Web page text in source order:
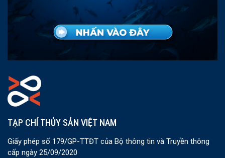
TẠP CHÍ THỦY SẢN VIỆT NAM
Giấy phép số 179/GP-TTĐT của Bộ thông tin và Truyền thông
cấp ngày 25/09/2020